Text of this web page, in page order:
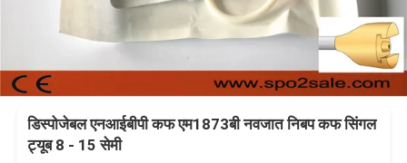
डिस्पोजेबल एनआईबीपी कफ एम1873बी नवजात निबप कफ सिंगल
ट्यूब 8 - 15 सेमी